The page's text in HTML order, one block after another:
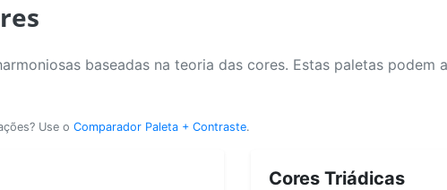
baseadas na teoria das cores. Estas paletas podem
Use o Comparador Paleta + Contraste.
Cores Triádicas